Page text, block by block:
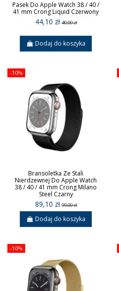
Pasek Do Apple Watch 38 / 40 /
41 mm Crong Liquid Czerwony
44,10 zł49,00 zł
Dodaj do koszyka
-10%
Bransoletka Ze Stali
Nierdzewnej Do Apple Watch
38 / 40 / 41 mm Crong Milano
Steel Czarny
89,10 zł99,00 zł
Dodaj do koszyka
-10%